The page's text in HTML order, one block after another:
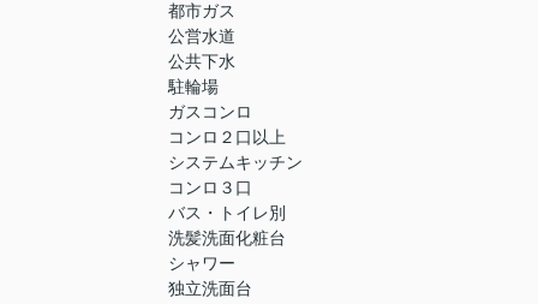
都市ガス
公営水道
公共下水
駐輪場
ガスコンロ
コンロ２口以上
システムキッチン
コンロ３口
バス・トイレ別
洗髪洗面化粧台
シャワー
独立洗面台